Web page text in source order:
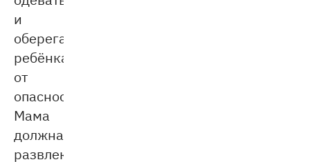
и
оберегать
ребёнка
от
опасностей.
Мама
должна
развлекать,